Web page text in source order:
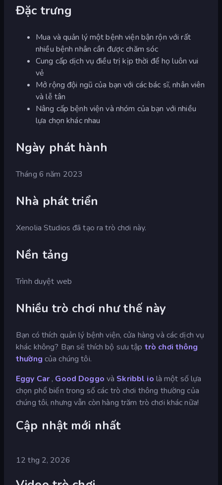
Đặc trưng
Mua và quản lý một bệnh viện bận rộn với rất
nhiều bệnh nhân cần được chăm sóc
Cung cấp dịch vụ điều trị kịp thời để họ luôn vui
vẻ
Mở rộng đội ngũ của bạn với các bác sĩ, nhân viên
và lễ tân
Nâng cấp bệnh viện và nhóm của bạn với nhiều
lựa chọn khác nhau
Ngày phát hành
Tháng 6 năm 2023
Nhà phát triển
Xenolia Studios đã tạo ra trò chơi này.
Nền tảng
Trình duyệt web
Nhiều trò chơi như thế này
Bạn có thích quản lý bệnh viện, cửa hàng và các dịch vụ
khác không? Bạn sẽ thích bộ sưu tập trò chơi thông
thường của chúng tôi.
Eggy Car , Good Doggo và Skribbl io là một số lựa
chọn phổ biến trong số các trò chơi thông thường của
chúng tôi, nhưng vẫn còn hàng trăm trò chơi khác nữa!
Cập nhật mới nhất
12 thg 2, 2026